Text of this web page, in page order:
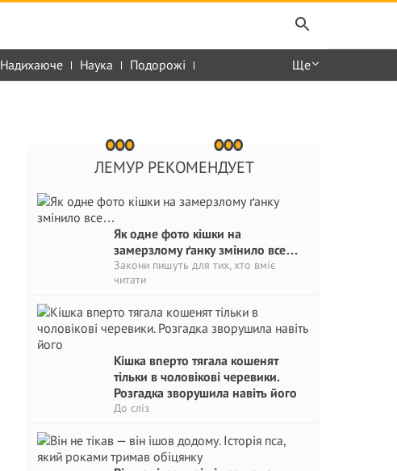
Надихаюче Наука Подорожі Ще
ЛЕМУР РЕКОМЕНДУЕТ
Як одне фото кішки на
замерзлому ґанку змінило все…
Закони пишуть для тих, хто вміє
читати
Кішка вперто тягала кошенят
тільки в чоловікові черевики.
Розгадка зворушила навіть його
До сліз